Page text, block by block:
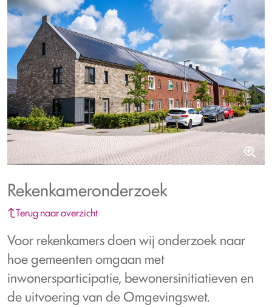
Rekenkameronderzoek
Terug naar overzicht
Voor rekenkamers doen wij onderzoek naar
hoe gemeenten omgaan met
inwonersparticipatie, bewonersinitiatieven en
de uitvoering van de Omgevingswet.